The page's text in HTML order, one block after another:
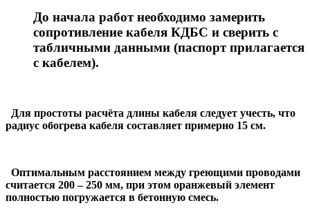
До начала работ необходимо замерить
сопротивление кабеля КДБС и сверить с
табличными данными (паспорт прилагается
с кабелем).
Для простоты расчёта длины кабеля следует учесть, что
радиус обогрева кабеля составляет примерно 15 см.
Оптимальным расстоянием между греющими проводами
считается 200 – 250 мм, при этом оранжевый элемент
полностью погружается в бетонную смесь.